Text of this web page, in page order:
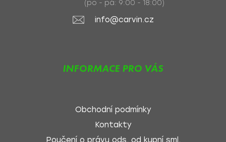
(po - pá: 9:00 - 18:00)
info@carvin.cz
INFORMACE PRO VÁS
Obchodní podmínky
Kontakty
Poučení o právu ods. od kupní sml.